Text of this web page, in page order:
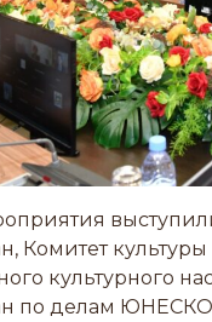
Комитет
культурного
по делам